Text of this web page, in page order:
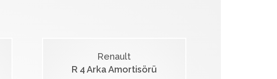
Renault
R 4 Arka Amortisörü